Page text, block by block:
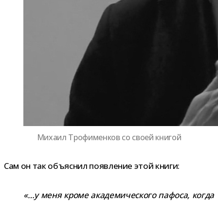
Михаил Трофименков со своей книгой
Сам он так объ­яс­нил появ­ле­ние этой книги:
«…у меня кроме ака­де­ми­че­ского пафоса, когда